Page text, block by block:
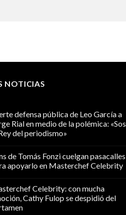
NOTICIAS
defensa pública de Leo García a
Rial en medio de la polémica: «Sos
del periodismo»
de Tomás Fonzi cuelgan pasacalles
apoyarlo en Masterchef Celebrity
Celebrity: con mucha
Cathy Fulop se despidió del